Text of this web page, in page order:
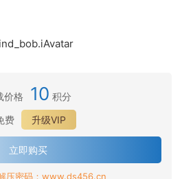
价格 10 积分
费
升级VIP
立即购买
压密码：www.ds456.cn